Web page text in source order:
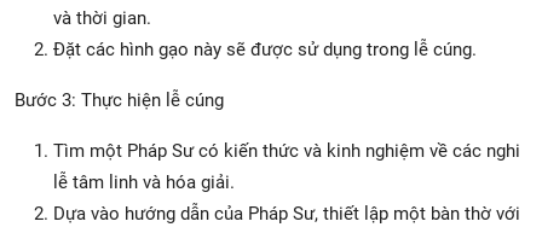
và thời gian.
Đặt các hình gạo này sẽ được sử dụng trong lễ cúng.
Bước 3: Thực hiện lễ cúng
Tìm một Pháp Sư có kiến thức và kinh nghiệm về các nghi
lễ tâm linh và hóa giải.
Dựa vào hướng dẫn của Pháp Sư, thiết lập một bàn thờ với